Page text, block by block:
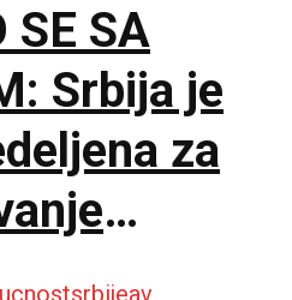
SE SA
Srbija je
za
prava